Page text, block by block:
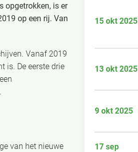
opgetrokken, is er
op een rij. Van
Vanaf 2019
is. De eerste drie
van het nieuwe
15 okt 2025
13 okt 2025
9 okt 2025
17 sep